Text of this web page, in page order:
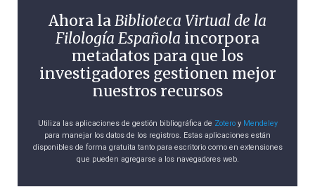
Ahora laBiblioteca Virtual de la
Filología Española incorpora
metadatos para que los
investigadores gestionen mejor
nuestros recursos
Utiliza las aplicaciones de gestión bibliográfica de Zoteroy Mendeley
para manejar los datos de los registros. Estas aplicaciones están
disponibles de forma gratuita tanto para escritorio como en extensiones
que pueden agregarse a los navegadores web.